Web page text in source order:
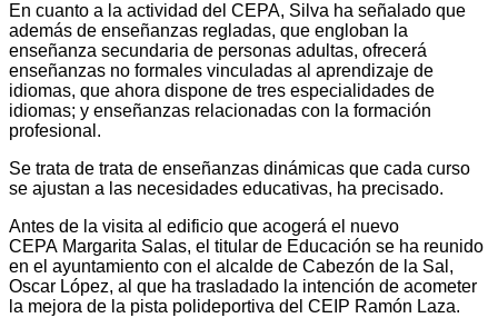
En cuanto a la actividad del CEPA, Silva ha señalado que
además de enseñanzas regladas, que engloban la
enseñanza secundaria de personas adultas, ofrecerá
enseñanzas no formales vinculadas al aprendizaje de
idiomas, que ahora dispone de tres especialidades de
idiomas; y enseñanzas relacionadas con la formación
profesional.
Se trata de trata de enseñanzas dinámicas que cada curso
se ajustan a las necesidades educativas, ha precisado.
Antes de la visita al edificio que acogerá el nuevo
CEPA Margarita Salas, el titular de Educación se ha reunido
en el ayuntamiento con el alcalde de Cabezón de la Sal,
Oscar López, al que ha trasladado la intención de acometer
la mejora de la pista polideportiva del CEIP Ramón Laza.